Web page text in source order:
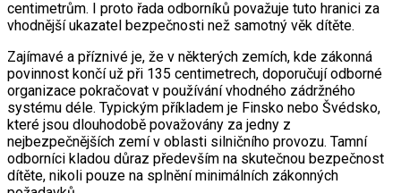
centimetrům. I proto řada odborníků považuje tuto hranici za
vhodnější ukazatel bezpečnosti než samotný věk dítěte.
Zajímavé a příznivé je, že v některých zemích, kde zákonná
povinnost končí už při 135 centimetrech, doporučují odborné
organizace pokračovat v používání vhodného zádržného
systému déle. Typickým příkladem je Finsko nebo Švédsko,
které jsou dlouhodobě považovány za jedny z
nejbezpečnějších zemí v oblasti silničního provozu. Tamní
odborníci kladou důraz především na skutečnou bezpečnost
dítěte, nikoli pouze na splnění minimálních zákonných